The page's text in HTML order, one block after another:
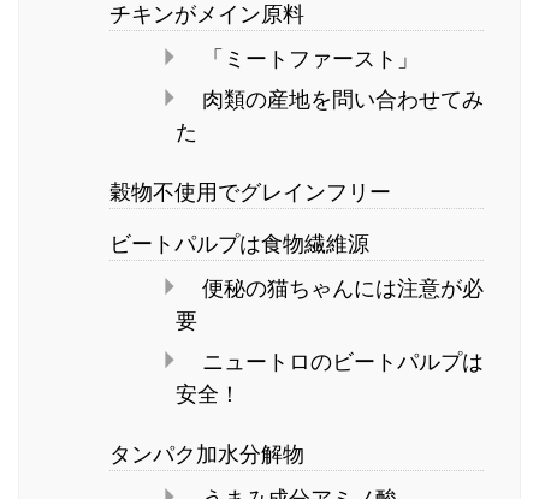
チキンがメイン原料
「ミートファースト」
肉類の産地を問い合わせてみ
た
穀物不使用でグレインフリー
ビートパルプは食物繊維源
便秘の猫ちゃんには注意が必
要
ニュートロのビートパルプは
安全！
タンパク加水分解物